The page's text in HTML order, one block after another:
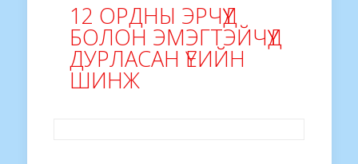
12 ОРДНЫ ЭРЧҮҮД
БОЛОН ЭМЭГТЭЙЧҮҮД
ДУРЛАСАН ҮЕИЙН
ШИНЖ